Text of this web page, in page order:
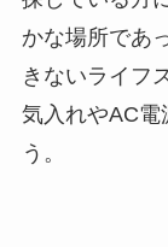
かな場所であ
きないライフ
気入れやAC電
う。